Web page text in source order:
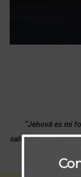
“Jehová es mi
salvación. Este es